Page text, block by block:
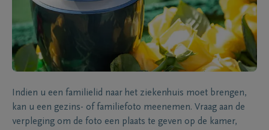
Indien u een familielid naar het ziekenhuis moet brengen,
kan u een gezins- of familiefoto meenemen. Vraag aan de
verpleging om de foto een plaats te geven op de kamer,